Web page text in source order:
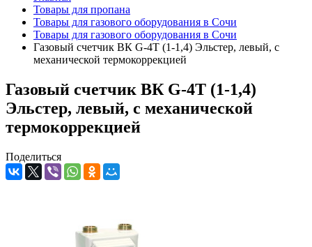
Товары для пропана
Товары для газового оборудования в Сочи
Товары для газового оборудования в Сочи
Газовый счетчик ВК G-4T (1-1,4) Эльстер, левый, с
механической термокоррекцией
Газовый счетчик ВК G-4T (1-1,4)
Эльстер, левый, с механической
термокоррекцией
Поделиться